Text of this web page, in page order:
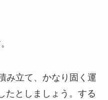
み立て、かなり固く運
たとしましょう。する